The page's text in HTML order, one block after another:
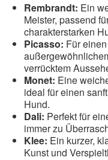
Rembrandt: Ein
Meister, passend
charakterstarken
Picasso: Für
verrücktem
Monet: Eine
ideal für einen
Hund.
Dali: Perfekt für
immer zu
Klee: Ein kurzer,
Kunst und